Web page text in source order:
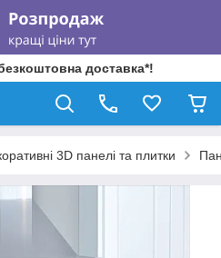
доставка*!
3D панелі та плитки